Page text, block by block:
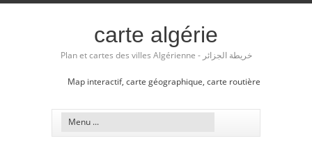
carte algérie
Plan et cartes des villes Algérienne - خريطة الجزائر
Map interactif, carte géographique, carte routière